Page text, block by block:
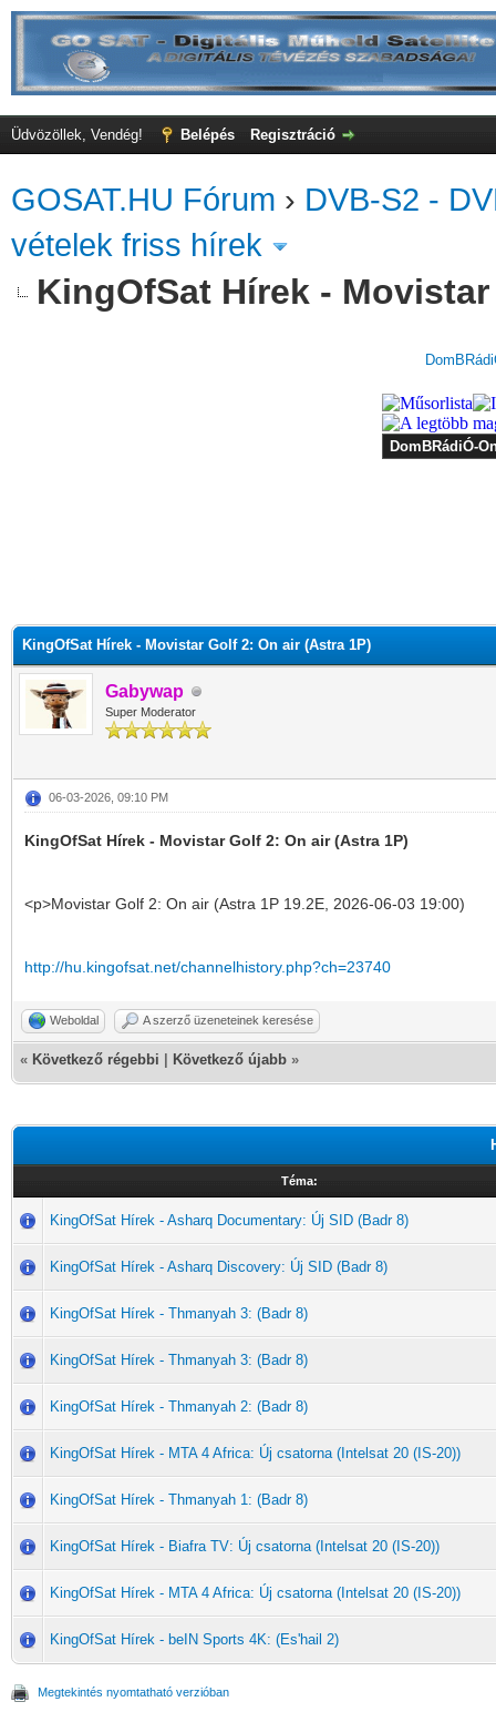
Üdvözöllek, Vendég! Belépés Regisztráció
GOSAT.HU Fórum › DVB-S2 -
vételek friss hírek
KingOfSat Hírek -
KingOfSat Hírek - Movistar Golf 2: On air (Astra 1P)
Gabywap
Super Moderator
06-03-2026, 09:10 PM
KingOfSat Hírek - Movistar Golf 2: On air (Astra 1P)
<p>Movistar Golf 2: On air (Astra 1P 19.2E, 2026-06-03 19:00)
http://hu.kingofsat.net/channelhistory.php?ch=23740
Weboldal A szerző üzeneteinek keresése
« Következő régebbi Következő újabb »
Téma:
KingOfSat Hírek - Asharq Documentary: Új SID (Badr 8)
KingOfSat Hírek - Asharq Discovery: Új SID (Badr 8)
KingOfSat Hírek - Thmanyah 3: (Badr 8)
KingOfSat Hírek - Thmanyah 3: (Badr 8)
KingOfSat Hírek - Thmanyah 2: (Badr 8)
KingOfSat Hírek - MTA 4 Africa: Új csatorna (Intelsat 20 (IS-20))
KingOfSat Hírek - Thmanyah 1: (Badr 8)
KingOfSat Hírek - Biafra TV: Új csatorna (Intelsat 20 (IS-20))
KingOfSat Hírek - MTA 4 Africa: Új csatorna (Intelsat 20 (IS-20))
KingOfSat Hírek - beIN Sports 4K: (Es'hail 2)
Megtekintés nyomtatható verzióban